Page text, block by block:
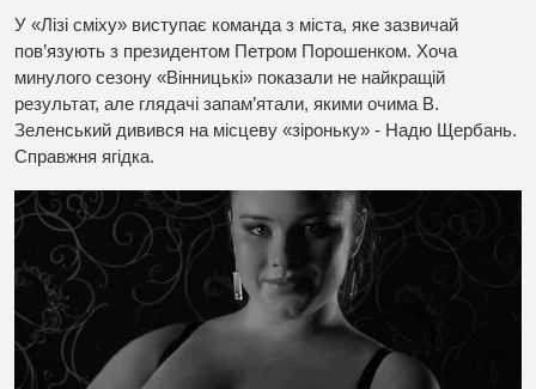
У «Лізі сміху» виступає команда з міста, яке зазвичай
пов’язують з президентом Петром Порошенком. Хоча
минулого сезону «Вінницькі» показали не найкращій
результат, але глядачі запам’ятали, якими очима В.
Зеленський дивився на місцеву «зіроньку» - Надю Щербань.
Справжня ягідка.